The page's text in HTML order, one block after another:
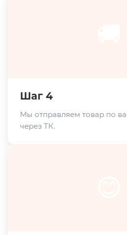
Шаг 4
Мы отправляем товар по
через ТК.